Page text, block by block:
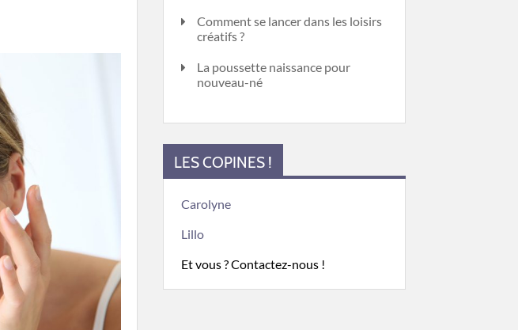
Comment se lancer dans les loisirs
créatifs ?
La poussette naissance pour
nouveau-né
LES COPINES !
Carolyne
Lillo
Et vous ? Contactez-nous !